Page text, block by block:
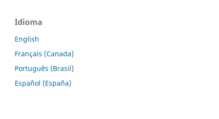
Idioma
English
Français (Canada)
Português (Brasil)
Español (España)